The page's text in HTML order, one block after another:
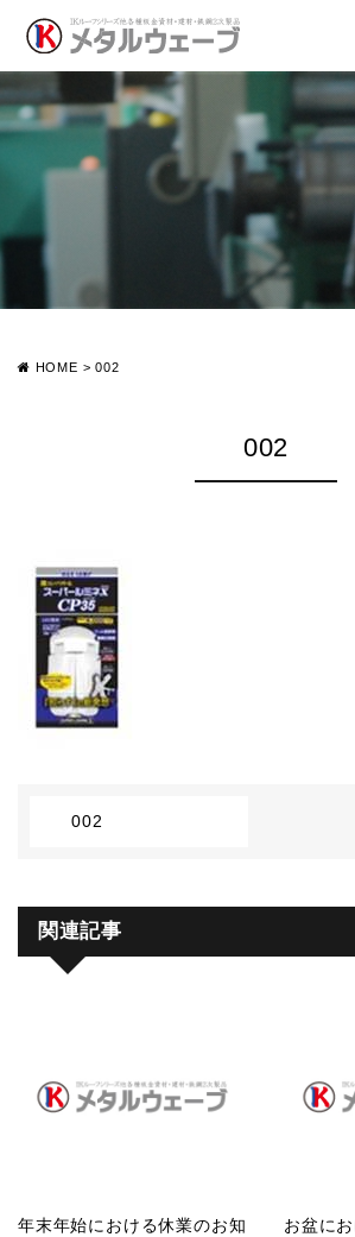
HOME >002
002
002
関連記事
年末年始における休業のお知
お盆に